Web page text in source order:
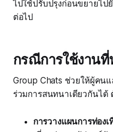
ไปใช้ปรับปรุงก่อนขยายไป
ต่อไป
กรณีการใช้งาน
Group Chats ช่วยให้ผู้คนแ
ร่วมการสนทนาเดียวกันได้
การวางแผนการท่องเ